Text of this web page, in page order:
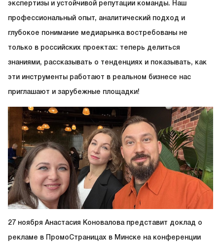
экспертизы и устойчивой репутации команды. Наш
профессиональный опыт, аналитический подход и
глубокое понимание медиарынка востребованы не
только в российских проектах: теперь делиться
знаниями, рассказывать о тенденциях и показывать, как
эти инструменты работают в реальном бизнесе нас
приглашают и зарубежные площадки!
27 ноября Анастасия Коновалова представит доклад о
рекламе в ПромоСтраницах в Минске на конференции